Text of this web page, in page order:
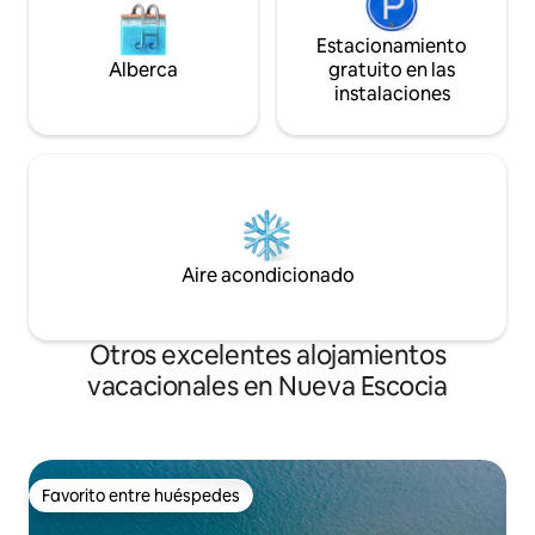
Alberca
Estacionamiento
gratuito en las
instalaciones
Aire acondicionado
Otros excelentes alojamientos
vacacionales en Nueva Escocia
Favorito entre huéspedes
Favorito entre huéspedes